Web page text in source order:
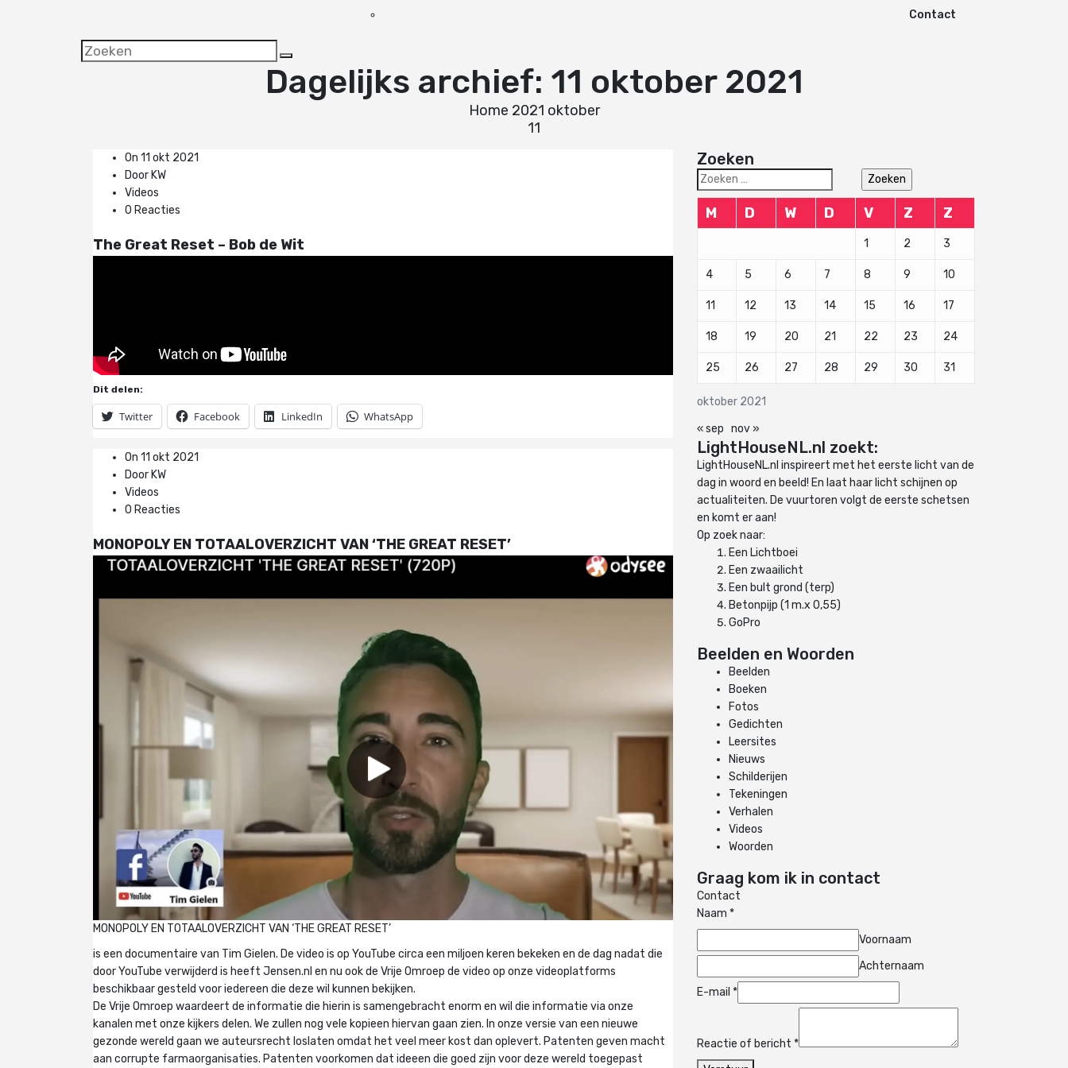
Contact
Dagelijks archief: 11 oktober 2021
Home 2021 oktober
11
On 11 okt 2021
Door KW
Videos
0 Reacties
The Great Reset – Bob de Wit
Dit delen:
Twitter Facebook LinkedIn WhatsApp
On 11 okt 2021
Door KW
Videos
0 Reacties
MONOPOLY EN TOTAALOVERZICHT VAN ‘THE GREAT RESET’
MONOPOLY EN TOTAALOVERZICHT VAN ‘THE GREAT RESET’
is een documentaire van Tim Gielen. De video is op YouTube circa een miljoen keren bekeken en de dag nadat die
door YouTube verwijderd is heeft Jensen.nl en nu ook de Vrije Omroep de video op onze videoplatforms
beschikbaar gesteld voor iedereen die deze wil kunnen bekijken.
De Vrije Omroep waardeert de informatie die hierin is samengebracht enorm en wil die informatie via onze
kanalen met onze kijkers delen. We zullen nog vele kopieen hiervan gaan zien. In onze versie van een nieuwe
gezonde wereld gaan we auteursrecht loslaten omdat het veel meer kost dan oplevert. Patenten geven macht
aan corrupte farmaorganisaties. Patenten voorkomen dat ideeen die goed zijn voor deze wereld toegepast
Zoeken
Zoeken
naar:
oktober 2021
M D W D V Z Z
1 2 3
4 5 6 7 8 9 10
11 12 13 14 15 16 17
18 19 20 21 22 23 24
25 26 27 28 29 30 31
« sep nov »
LightHouseNL.nl zoekt:
LightHouseNL.nl inspireert met het eerste licht van de
dag in woord en beeld! En laat haar licht schijnen op
actualiteiten. De vuurtoren volgt de eerste schetsen
en komt er aan!
Op zoek naar:
Een Lichtboei
Een zwaailicht
Een bult grond (terp)
Betonpijp (1 m.x 0,55)
GoPro
Beelden en Woorden
Beelden
Boeken
Fotos
Gedichten
Leersites
Nieuws
Schilderijen
Tekeningen
Verhalen
Videos
Woorden
Graag kom ik in contact
Contact
Naam *
Voornaam
Achternaam
E-mail *
Reactie of bericht *